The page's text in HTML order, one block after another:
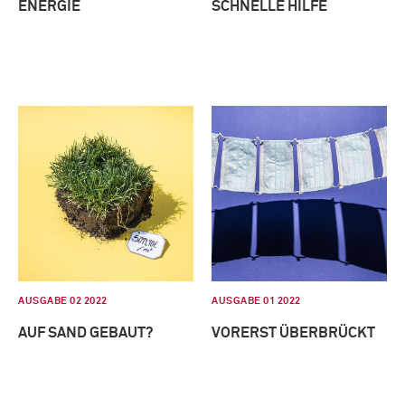
ENERGIE SCHNELLE HILFE
AUSGABE 02 2022
AUF SAND GEBAUT?
AUSGABE 01 2022
VORERST ÜBERBRÜCKT